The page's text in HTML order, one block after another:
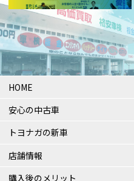
HOME
安心の中古車
トヨナガの新車
店舗情報
購入後のメリット